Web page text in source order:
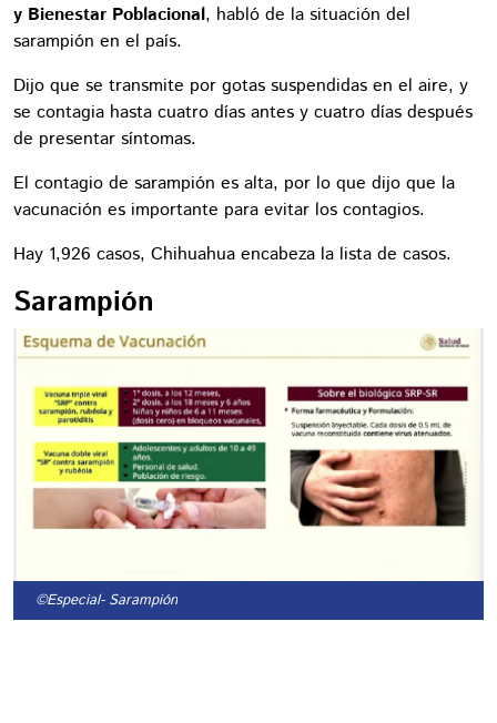
y Bienestar Poblacional, habló de la situación del
sarampión en el país.
Dijo que se transmite por gotas suspendidas en el aire, y
se contagia hasta cuatro días antes y cuatro días después
de presentar síntomas.
El contagio de sarampión es alta, por lo que dijo que la
vacunación es importante para evitar los contagios.
Hay 1,926 casos, Chihuahua encabeza la lista de casos.
Sarampión
©Especial- Sarampión